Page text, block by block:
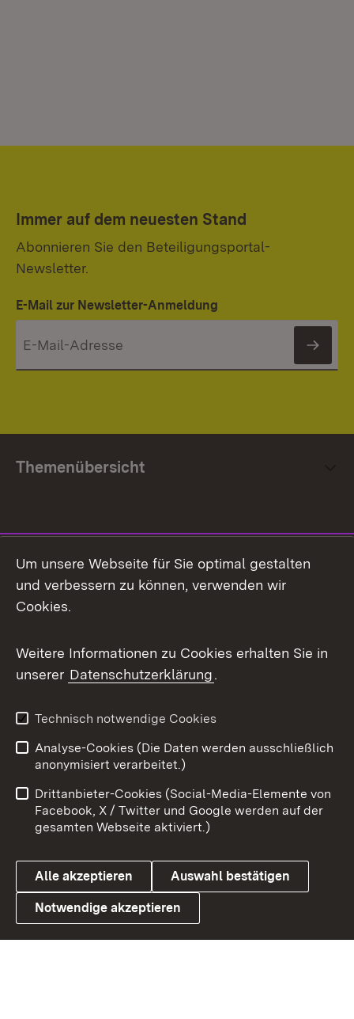
Immer auf dem neuesten Stand
Abonnieren Sie den Beteiligungsportal-
Newsletter.
E-Mail zur Newsletter-Anmeldung
Themenübersicht
Facebook
X / Twitter
Youtube
Link zum Landesportal
Impressum
Kontakt
Barrierefreiheit
Datenschutz
Cookies
Um unsere Webseite für Sie optimal gestalten
und verbessern zu können, verwenden wir
Cookies.
Weitere Informationen zu Cookies erhalten Sie in
unserer Datenschutzerklärung.
Technisch notwendige Cookies
Analyse-Cookies (Die Daten werden ausschließlich
anonymisiert verarbeitet.)
Drittanbieter-Cookies (Social-Media-Elemente von
Facebook, X / Twitter und Google werden auf der
gesamten Webseite aktiviert.)
Alle akzeptieren Auswahl bestätigen
Notwendige akzeptieren